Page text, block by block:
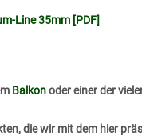
Line 35mm [PDF]
Balkonoder einer der
die wir mit dem hier